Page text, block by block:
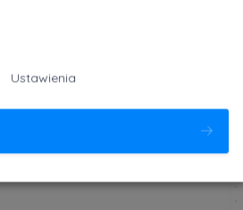
frazy kluczowe, wykonać
Ustawienia